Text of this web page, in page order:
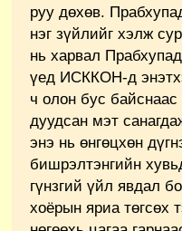
руу дөхөв.
нэг зүйлийг хэлж
нь харвал
үед ИСККОН-д
ч олон бус
дуудсан мэт
энэ нь өнгөцхөн
бишрэлтэнгийн
гүнзгий үйл явдал
хоёрын яриа төгсөх